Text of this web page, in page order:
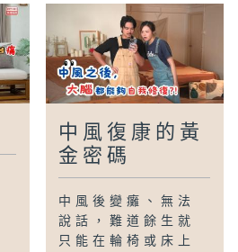
系教授）
中風復康的黃
金密碼
中風後變癱、無法
說話，難道餘生就
只能在輪椅或床上